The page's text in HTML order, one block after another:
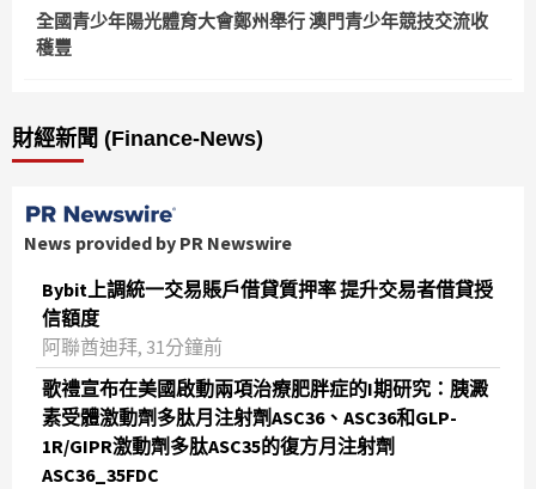
全國青少年陽光體育大會鄭州舉行 澳門青少年競技交流收
穫豐
財經新聞 (Finance-News)
News provided by PR Newswire
Bybit上調統一交易賬戶借貸質押率 提升交易者借貸授
信額度
阿聯酋迪拜, 31分鐘前
歌禮宣布在美國啟動兩項治療肥胖症的I期研究：胰澱
素受體激動劑多肽月注射劑ASC36、ASC36和GLP-
1R/GIPR激動劑多肽ASC35的復方月注射劑
ASC36_35FDC